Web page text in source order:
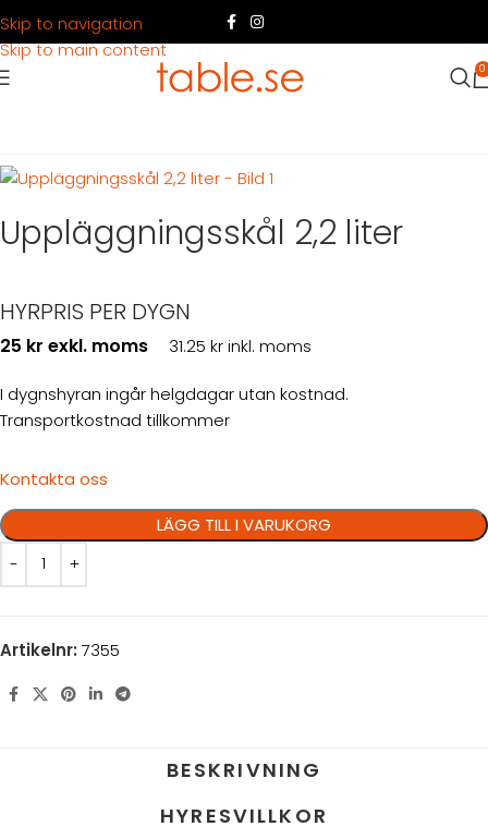
Skip to navigation
Skip to main content
0
Servering Servering mat Serveringsskålar
Uppläggningsskål 2,2 liter
HYRPRIS PER DYGN
25 kr exkl. moms 31.25 kr inkl. moms
I dygnshyran ingår helgdagar utan kostnad.
Transportkostnad tillkommer
Kontakta oss
LÄGG TILL I VARUKORG
Artikelnr: 7355
BESKRIVNING
HYRESVILLKOR